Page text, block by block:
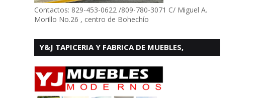
Contactos: 829-453-0622 /809-780-3071 C/ Miguel A.
Morillo No.26 , centro de Bohechío
Y&J TAPICERIA Y FABRICA DE MUEBLES,